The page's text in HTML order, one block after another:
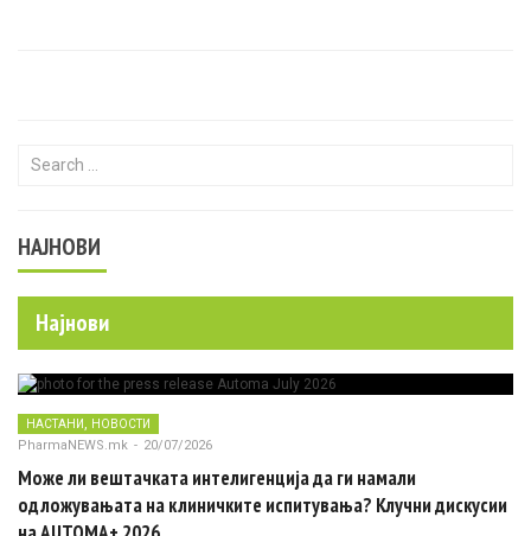
Search for:
НАЈНОВИ
Најнови
НАСТАНИ, НОВОСТИ
PharmaNEWS.mk - 20/07/2026
Може ли вештачката интелигенција да ги намали
одложувањата на клиничките испитувања? Клучни дискусии